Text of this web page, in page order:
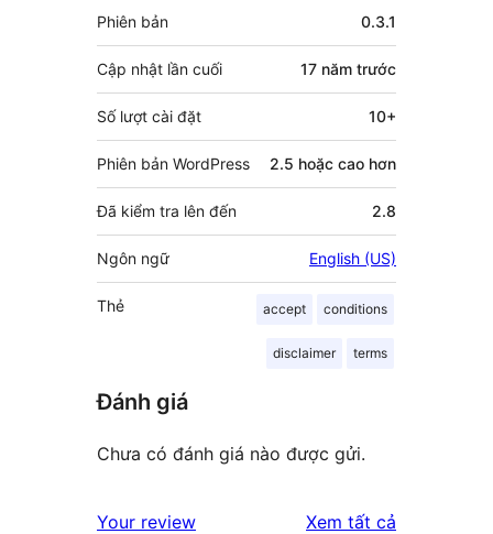
Meta
Phiên bản 0.3.1
Cập nhật lần cuối 17 năm trước
Số lượt cài đặt 10+
Phiên bản WordPress 2.5 hoặc cao hơn
Đã kiểm tra lên đến 2.8
Ngôn ngữ English (US)
Thẻ accept conditions
disclaimer terms
Đánh giá
Chưa có đánh giá nào được gửi.
Your review Xem tất cả